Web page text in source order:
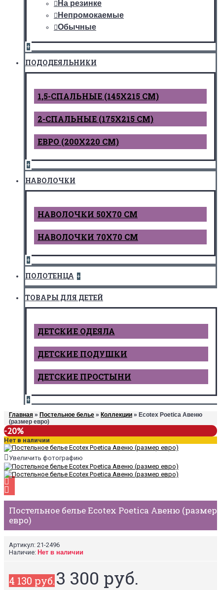
На резинке
Непромокаемые
Обычные
+
ПОДОДЕЯЛЬНИКИ
1,5-СПАЛЬНЫЕ (145Х215 СМ)
2-СПАЛЬНЫЕ (175Х215 СМ)
ЕВРО (200Х220 СМ)
+
НАВОЛОЧКИ
НАВОЛОЧКИ 50Х70 СМ
НАВОЛОЧКИ 70Х70 СМ
+
ПОЛОТЕНЦА +
ТОВАРЫ ДЛЯ ДЕТЕЙ
ДЕТCКИЕ ОДЕЯЛА
ДЕТСКИЕ ПОДУШКИ
ДЕТСКИЕ ПРОСТЫНИ
+
Главная » Постельное белье » Коллекции » Ecotex Poetica Авеню
(размер евро)
-20%
Нет в наличии
Увеличить фотографию
Постельное белье Ecotex Poetica Авеню (размер
евро)
Артикул: 21-2496
Наличие: Нет в наличии
4 130 руб.3 300 руб.